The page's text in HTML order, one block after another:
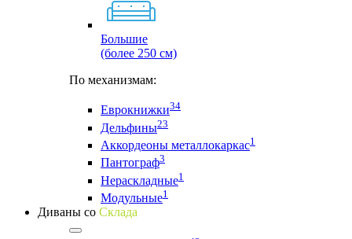
Большие
(более 250 см)
По механизмам:
Еврокнижки34
Дельфины23
Аккордеоны металлокаркас1
Пантограф3
Нераскладные1
Модульные1
Диваны со Склада